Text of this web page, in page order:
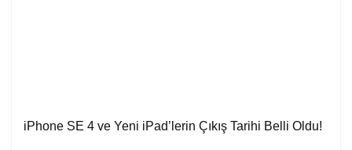
iPhone SE 4 ve Yeni iPad’lerin Çıkış Tarihi Belli Oldu!